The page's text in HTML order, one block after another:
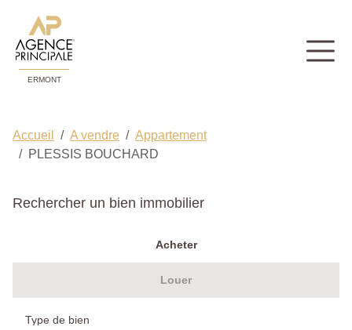
ERMONT
Accueil A vendre
Appartement
PLESSIS BOUCHARD
Rechercher un bien immobilier
Acheter
Louer